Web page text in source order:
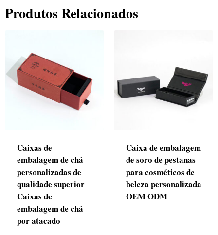
Produtos Relacionados
Caixas de
embalagem de chá
personalizadas de
qualidade superior
Caixas de
embalagem de chá
por atacado
Caixa de embalagem
de soro de pestanas
para cosméticos de
beleza personalizada
OEM ODM